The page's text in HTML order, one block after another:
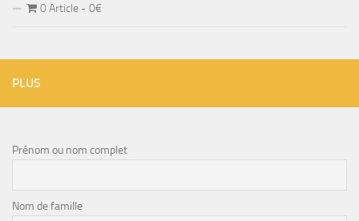
0 Article 0€
PLUS
Prénom ou nom complet
Nom de famille